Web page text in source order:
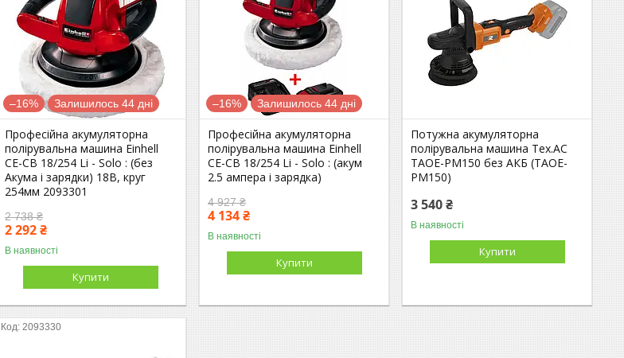
–16% Залишилось 44 дні
Професійна акумуляторна
полірувальна машина Einhell
CE-CB 18/254 Li - Solo : (без
Акума і зарядки) 18В, круг
254мм 2093301
2 738 ₴
2 292 ₴
В наявності
Купити
–16% Залишилось 44 дні
Професійна акумуляторна
полірувальна машина Einhell
CE-CB 18/254 Li - Solo : (акум
2.5 ампера і зарядка)
4 927 ₴
4 134 ₴
В наявності
Купити
Потужна акумуляторна
полірувальна машина Tex.AC
ТАOE-PM150 без АКБ (ТАOE-
PM150)
3 540 ₴
В наявності
Купити
2093330